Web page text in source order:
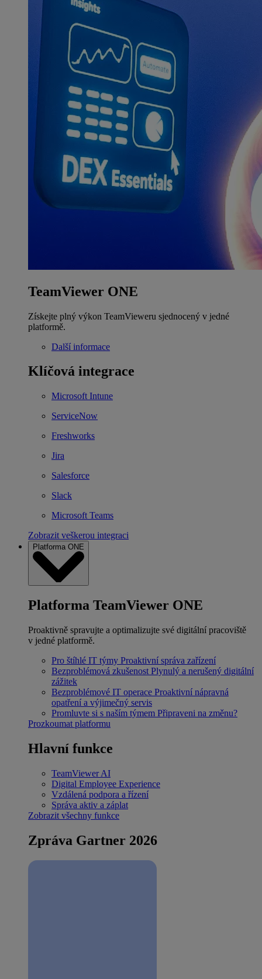
TeamViewer ONE
Získejte plný výkon TeamVieweru sjednocený v jedné
platformě.
Další informace
Klíčová integrace
Microsoft Intune
ServiceNow
Freshworks
Jira
Salesforce
Slack
Microsoft Teams
Zobrazit veškerou integraci
Platforma ONE
Platforma TeamViewer ONE
Proaktivně spravujte a optimalizujte své digitální pracoviště
v jedné platformě.
Pro štíhlé IT týmy Proaktivní správa zařízení
Bezproblémová zkušenost Plynulý a nerušený digitální
zážitek
Bezproblémové IT operace Proaktivní nápravná
opatření a výjimečný servis
Promluvte si s naším týmem Připraveni na změnu?
Prozkoumat platformu
Hlavní funkce
TeamViewer AI
Digital Employee Experience
Vzdálená podpora a řízení
Správa aktiv a záplat
Zobrazit všechny funkce
Zpráva Gartner 2026